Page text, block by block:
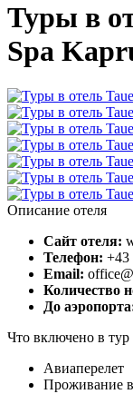
Туры в
Spa
Описание отеля
Сайт отеля:
Телефон: +43
Email:
Количество
До
Что включено в тур
Авиаперелет
Проживание в